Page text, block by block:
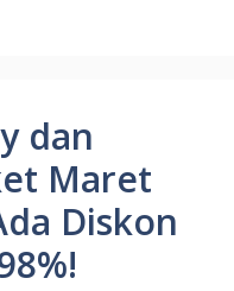
dan
Maret
Diskon